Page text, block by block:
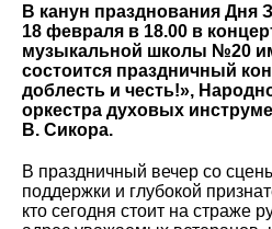
В канун празднования Дня
18 февраля в 18.00 в
музыкальной школы №20
состоится праздничный
доблесть и честь!»,
оркестра духовых
В. Сикора.
В праздничный вечер со
поддержки и глубокой
кто сегодня стоит на страже